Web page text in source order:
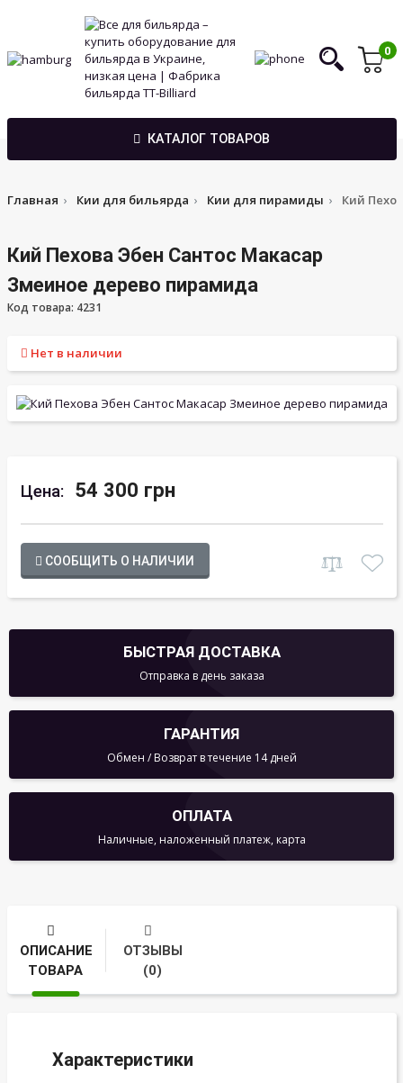
0
КАТАЛОГ ТОВАРОВ
Главная Кии для бильярда Кии для пирамиды Кий
Кий Пехова Эбен Сантос Макасар
Змеиное дерево пирамида
Код товара: 4231
Нет в наличии
Цена: 54 300 грн
СООБЩИТЬ О НАЛИЧИИ
БЫСТРАЯ ДОСТАВКА
Отправка в день заказа
ГАРАНТИЯ
Обмен / Возврат в течение 14 дней
ОПЛАТА
Наличные, наложенный платеж, карта
ОПИСАНИЕ
ТОВАРА
ОТЗЫВЫ
(0)
Характеристики